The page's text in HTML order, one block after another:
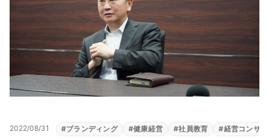
2022/08/31 #ブランディング #健康経営 #社員教育 #経営コンサル